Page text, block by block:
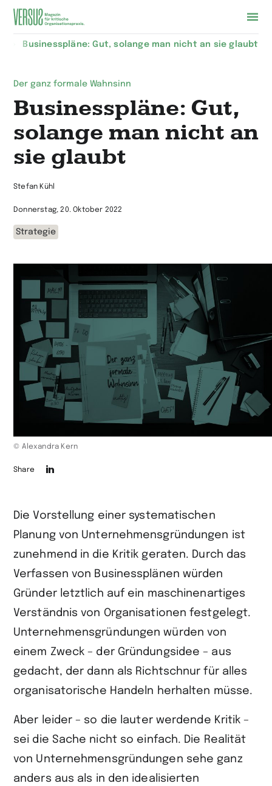
Zur
Businesspläne: Gut, solange man nicht an sie glaubt
Der ganz formale Wahnsinn
Businesspläne: Gut,
solange man nicht an
sie glaubt
Stefan Kühl
Donnerstag, 20. Oktober 2022
Strategie
© Alexandra Kern
auf
LinkedIn
teilen
Share
Die Vorstellung einer systematischen
Planung von Unternehmensgründungen ist
zunehmend in die Kritik geraten. Durch das
Verfassen von Businessplänen würden
Gründer letztlich auf ein maschinenartiges
Verständnis von Organisationen festgelegt.
Unternehmensgründungen würden von
einem Zweck – der Gründungsidee – aus
gedacht, der dann als Richtschnur für alles
organisatorische Handeln herhalten müsse.
Aber leider – so die lauter werdende Kritik –
sei die Sache nicht so einfach. Die Realität
von Unternehmensgründungen sehe ganz
anders aus als in den idealisierten